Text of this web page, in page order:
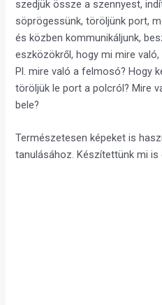
szedjük össze a szennyest,
söprögessünk, töröljünk port,
és közben kommunikáljunk,
eszközökről, hogy mi mire
Pl. mire való a felmosó? Hogy
töröljük le port a polcról? Mire
bele?
Természetesen képeket is
tanulásához. Készítettünk mi is